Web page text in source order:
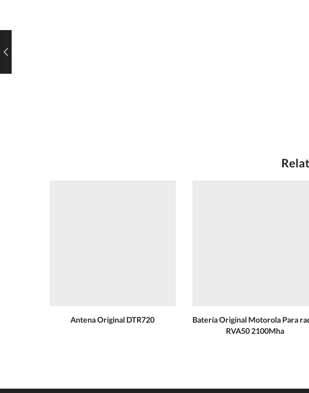
Antena Original DTR720
Batería Original Motorola Para
RVA50 2100Mha